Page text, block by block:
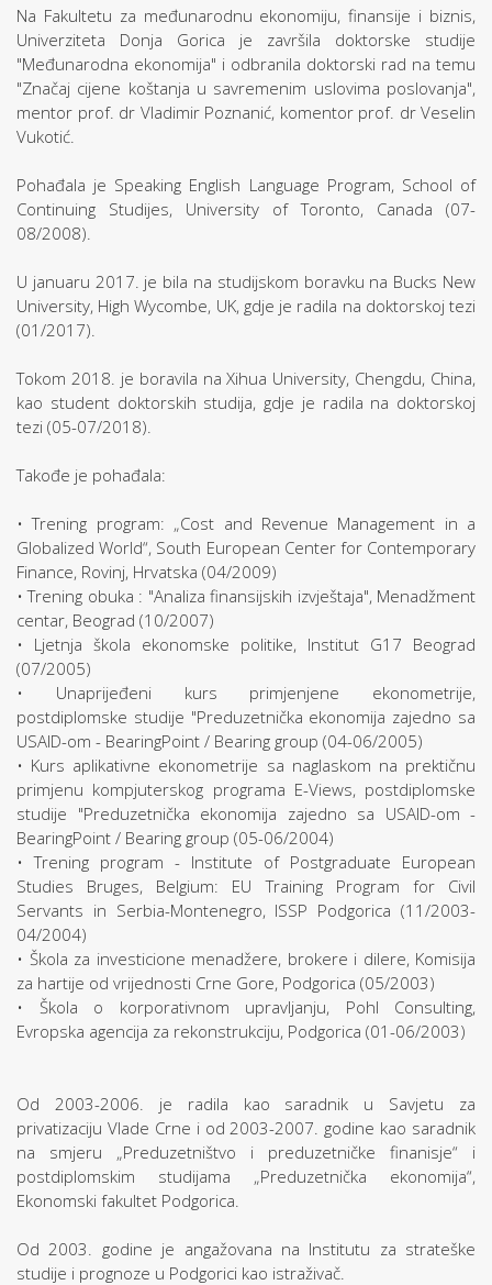
Na Fakultetu za međunarodnu ekonomiju, finansije i biznis,
Univerziteta Donja Gorica je završila doktorske studije
"Međunarodna ekonomija" i odbranila doktorski rad na temu
"Značaj cijene koštanja u savremenim uslovima poslovanja",
mentor prof. dr Vladimir Poznanić, komentor prof. dr Veselin
Vukotić.
Pohađala je Speaking English Language Program, School of
Continuing Studijes, University of Toronto, Canada (07-
08/2008).
U januaru 2017. je bila na studijskom boravku na Bucks New
University, High Wycombe, UK, gdje je radila na doktorskoj tezi
(01/2017).
Tokom 2018. je boravila na Xihua University, Chengdu, China,
kao student doktorskih studija, gdje je radila na doktorskoj
tezi (05-07/2018).
Takođe je pohađala:
• Trening program: „Cost and Revenue Management in a
Globalized World“, South European Center for Contemporary
Finance, Rovinj, Hrvatska (04/2009)
• Trening obuka : "Analiza finansijskih izvještaja", Menadžment
centar, Beograd (10/2007)
• Ljetnja škola ekonomske politike, Institut G17 Beograd
(07/2005)
• Unaprijeđeni kurs primjenjene ekonometrije,
postdiplomske studije "Preduzetnička ekonomija zajedno sa
USAID-om - BearingPoint / Bearing group (04-06/2005)
• Kurs aplikativne ekonometrije sa naglaskom na prektičnu
primjenu kompjuterskog programa E-Views, postdiplomske
studije "Preduzetnička ekonomija zajedno sa USAID-om -
BearingPoint / Bearing group (05-06/2004)
• Trening program - Institute of Postgraduate European
Studies Bruges, Belgium: EU Training Program for Civil
Servants in Serbia-Montenegro, ISSP Podgorica (11/2003-
04/2004)
• Škola za investicione menadžere, brokere i dilere, Komisija
za hartije od vrijednosti Crne Gore, Podgorica (05/2003)
• Škola o korporativnom upravljanju, Pohl Consulting,
Evropska agencija za rekonstrukciju, Podgorica (01-06/2003)
Od 2003-2006. je radila kao saradnik u Savjetu za
privatizaciju Vlade Crne i od 2003-2007. godine kao saradnik
na smjeru „Preduzetništvo i preduzetničke finanisje“ i
postdiplomskim studijama „Preduzetnička ekonomija“,
Ekonomski fakultet Podgorica.
Od 2003. godine je angažovana na Institutu za strateške
studije i prognoze u Podgorici kao istraživač.